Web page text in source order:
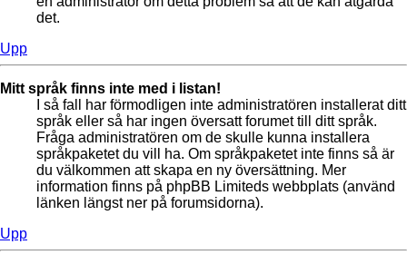
det.
Upp
Mitt språk finns inte med i listan!
I så fall har förmodligen inte administratören installerat ditt
språk eller så har ingen översatt forumet till ditt språk.
Fråga administratören om de skulle kunna installera
språkpaketet du vill ha. Om språkpaketet inte finns så är
du välkommen att skapa en ny översättning. Mer
information finns på phpBB Limiteds webbplats (använd
länken längst ner på forumsidorna).
Upp